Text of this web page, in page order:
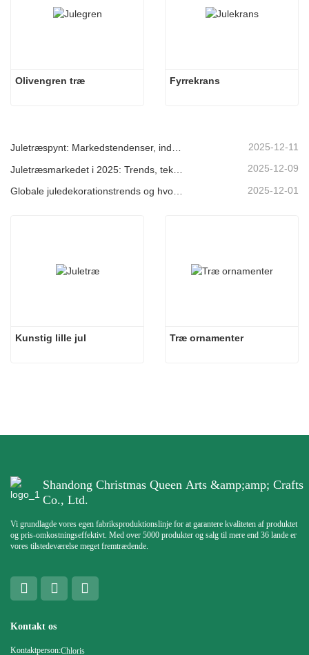
Olivengren træ Fyrrekrans
Juletræspynt: Markedstendenser, indsigt i forsyningskæden og indkøbsguide 2025 2025-12-11
2025-12-09
2025-12-01
Kunstig lille jul Træ ornamenter
Shandong Christmas Queen Arts &amp;amp; Crafts
Co., Ltd.
Vi grundlagde vores egen fabriksproduktionslinje for at garantere kvaliteten af ​​produktet
og pris-omkostningseffektivt. Med over 5000 produkter og salg til mere end 36 lande er
vores tilstedeværelse meget fremtrædende.
Kontakt os
Kontaktperson:Chloris